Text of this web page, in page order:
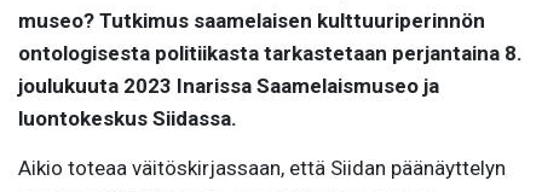
museo? Tutkimus saamelaisen kulttuuriperinnön
ontologisesta politiikasta tarkastetaan perjantaina 8.
joulukuuta 2023 Inarissa Saamelaismuseo ja
luontokeskus Siidassa.
Aikio toteaa väitöskirjassaan, että Siidan päänäyttelyn